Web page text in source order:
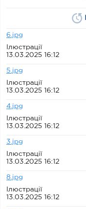
6.jpg
Ілюстрації
13.03.2025 16:12
5.jpg
Ілюстрації
13.03.2025 16:12
4.jpg
Ілюстрації
13.03.2025 16:12
3.jpg
Ілюстрації
13.03.2025 16:12
8.jpg
Ілюстрації
13.03.2025 16:12